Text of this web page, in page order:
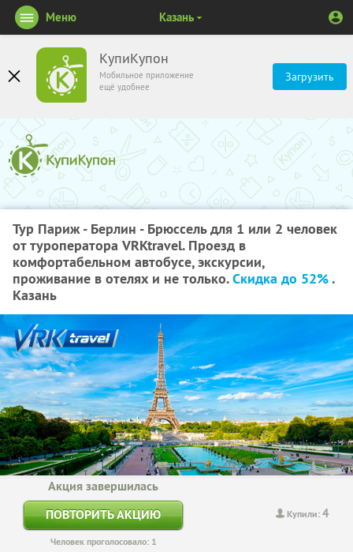
КупиКупон
Мобильное приложение
ещё удобнее
Загрузить
Меню Казань
Тур Париж - Берлин - Брюссель для 1 или 2 человек
от туроператора VRKtravel. Проезд в
комфортабельном автобусе, экскурсии,
проживание в отелях и не только.Скидка до 52%.
Казань
Купили:4
Акция завершилась
ПОВТОРИТЬ АКЦИЮ
Человек проголосовало: 1